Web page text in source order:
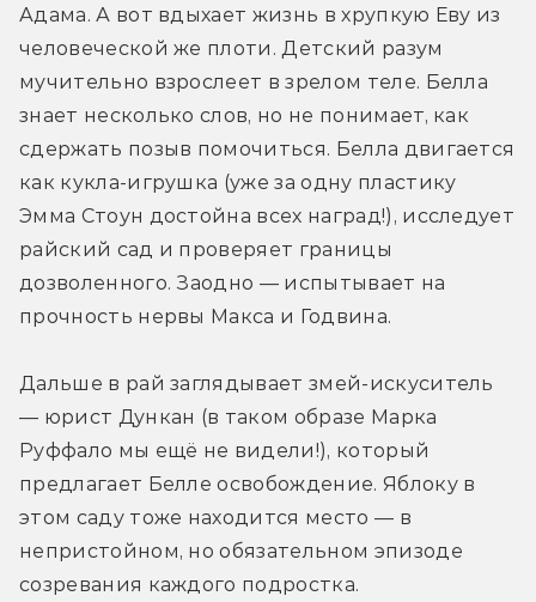
Адама. А вот вдыхает жизнь в хрупкую Еву из
человеческой же плоти. Детский разум
мучительно взрослеет в зрелом теле. Белла
знает несколько слов, но не понимает, как
сдержать позыв помочиться. Белла двигается
как кукла-игрушка (уже за одну пластику
Эмма Стоун достойна всех наград!), исследует
райский сад и проверяет границы
дозволенного. Заодно — испытывает на
прочность нервы Макса и Годвина.
Дальше в рай заглядывает змей-искуситель
— юрист Дункан (в таком образе Марка
Руффало мы ещё не видели!), который
предлагает Белле освобождение. Яблоку в
этом саду тоже находится место — в
непристойном, но обязательном эпизоде
созревания каждого подростка.